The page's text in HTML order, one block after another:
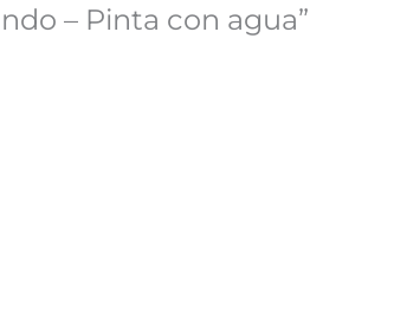
– Pinta con agua”